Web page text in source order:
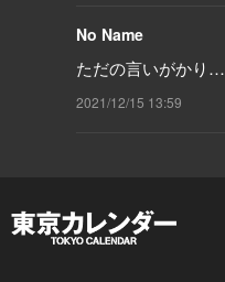
No Name
ただの言いがかり…
2021/12/15 13:59